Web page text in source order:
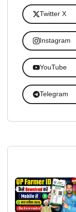
Twitter X
Instagram
YouTube
Telegram